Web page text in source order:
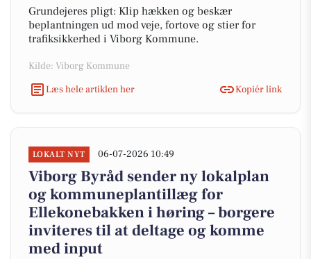
Grundejeres pligt: Klip hækken og beskær
beplantningen ud mod veje, fortove og stier for
trafiksikkerhed i Viborg Kommune.
Kilde: Viborg Kommune
Læs hele artiklen her
Kopiér link
LOKALT NYT 06-07-2026 10:49
Viborg Byråd sender ny lokalplan
og kommuneplantillæg for
Ellekonebakken i høring – borgere
inviteres til at deltage og komme
med input